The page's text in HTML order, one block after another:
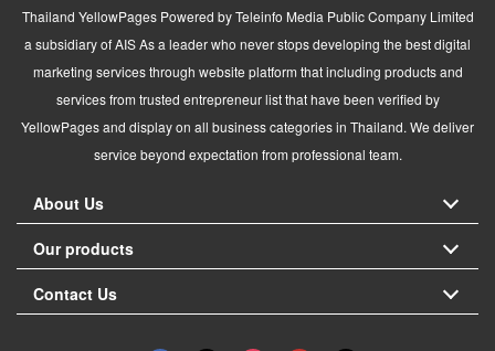
Thailand YellowPages Powered by Teleinfo Media Public Company Limited
a subsidiary of AIS As a leader who never stops developing the best digital
marketing services through website platform that including products and
services from trusted entrepreneur list that have been verified by
YellowPages and display on all business categories in Thailand. We deliver
service beyond expectation from professional team.
About Us
Our products
Contact Us